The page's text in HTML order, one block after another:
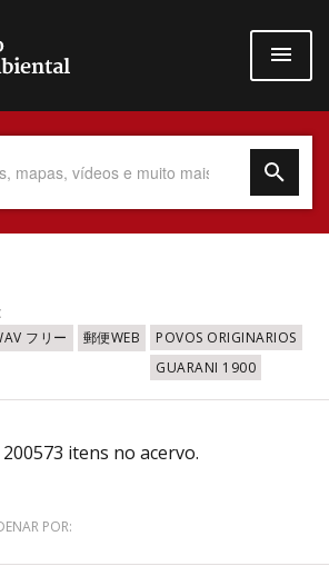
フリー 郵便WEB
POVOS ORIGINARIOS
GUARANI 1900
200573 itens no acervo.
POR: